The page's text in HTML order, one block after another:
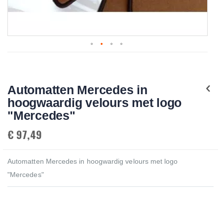
of
the
images
gallery
Automatten Mercedes in
hoogwaardig velours met logo
"Mercedes"
€ 97,49
Automatten Mercedes in hoogwardig velours met logo
"Mercedes"